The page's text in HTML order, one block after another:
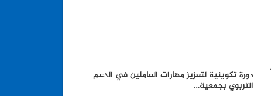
دورة تكوينية لتعزيز مهارات العاملين في الدعم
التربوي بجمعية…